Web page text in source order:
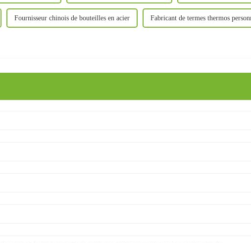
Fournisseur chinois de bouteilles en acier Fabricant de termes thermos